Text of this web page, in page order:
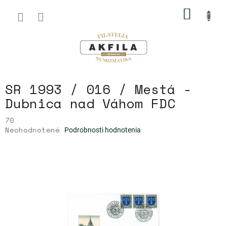
obsah
SR 1993 / 016 / Mestá -
Dubnica nad Váhom FDC
70
Priemerné
Neohodnotené Podrobnosti hodnotenia